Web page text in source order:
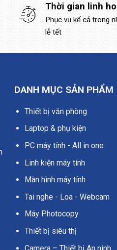
Thời gian linh
Phục vụ kể cả trong
lễ tết
DANH MỤC SẢN PHẨM
Thiết bị văn phòng
Laptop & phụ kiện
PC máy tính - All in one
Linh kiện máy tính
Màn hình máy tính
Tai nghe - Loa - Webcam
Máy Photocopy
Thiết bị siêu thị
Camera – Thiết bị An ninh